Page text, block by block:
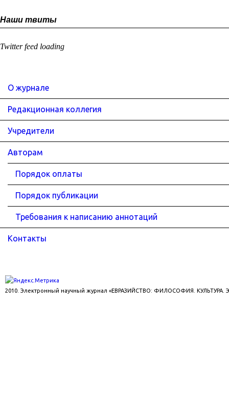
Наши твиты
Twitter feed loading
О журнале
Редакционная коллегия
Учредители
Авторам
Порядок оплаты
Порядок публикации
Требования к написанию аннотаций
Контакты
2010. Электронный научный журнал «ЕВРАЗИЙСТВО: ФИЛОСОФИЯ. КУЛЬТУРА.